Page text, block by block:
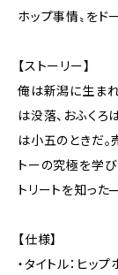
ホップ事情〟をド
【ストーリー】
俺は新潟に生ま
は没落、おふく
は小五のときだ
トーの究極を学
トリートを知っ
【仕様】
・タイトル：ヒップ